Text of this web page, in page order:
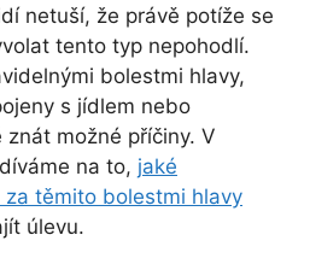
netuší, že právě potíže se
tento typ nepohodlí.
bolestmi hlavy,
s jídlem nebo
možné příčiny. V
na to, jaké
za těmito bolestmi hlavy
úlevu.